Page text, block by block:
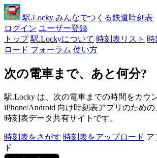
駅.Locky みんなでつくる鉄道時刻表
ログイン ユーザー登録
トップ 駅.Lockyについて 時刻表リスト 時
ロード フォーラム 使い方
次の電車まで、あと何分?
駅.Locky は、次の電車までの時間をカウ
iPhone/Android 向け時刻表アプリのため
時刻表データ共有サイトです。
時刻表をさがす 時刻表をアップロード ア
ド